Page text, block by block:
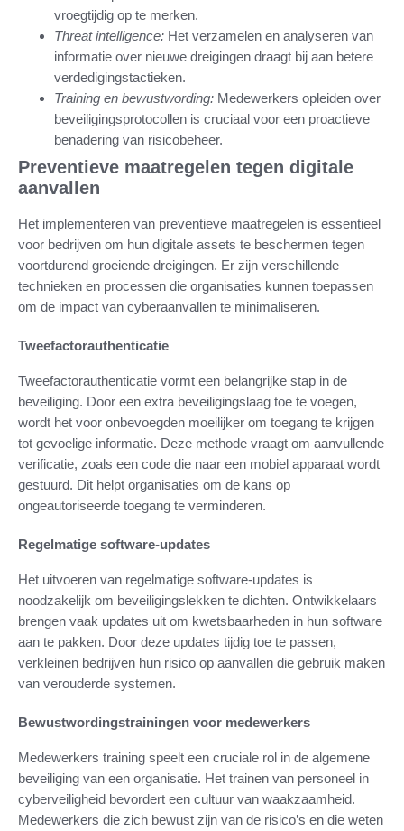
vroegtijdig op te merken.
Threat intelligence: Het verzamelen en analyseren van
informatie over nieuwe dreigingen draagt bij aan betere
verdedigingstactieken.
Training en bewustwording: Medewerkers opleiden over
beveiligingsprotocollen is cruciaal voor een proactieve
benadering van risicobeheer.
Preventieve maatregelen tegen digitale
aanvallen
Het implementeren van preventieve maatregelen is essentieel
voor bedrijven om hun digitale assets te beschermen tegen
voortdurend groeiende dreigingen. Er zijn verschillende
technieken en processen die organisaties kunnen toepassen
om de impact van cyberaanvallen te minimaliseren.
Tweefactorauthenticatie
Tweefactorauthenticatie vormt een belangrijke stap in de
beveiliging. Door een extra beveiligingslaag toe te voegen,
wordt het voor onbevoegden moeilijker om toegang te krijgen
tot gevoelige informatie. Deze methode vraagt om aanvullende
verificatie, zoals een code die naar een mobiel apparaat wordt
gestuurd. Dit helpt organisaties om de kans op
ongeautoriseerde toegang te verminderen.
Regelmatige software-updates
Het uitvoeren van regelmatige software-updates is
noodzakelijk om beveiligingslekken te dichten. Ontwikkelaars
brengen vaak updates uit om kwetsbaarheden in hun software
aan te pakken. Door deze updates tijdig toe te passen,
verkleinen bedrijven hun risico op aanvallen die gebruik maken
van verouderde systemen.
Bewustwordingstrainingen voor medewerkers
Medewerkers training speelt een cruciale rol in de algemene
beveiliging van een organisatie. Het trainen van personeel in
cyberveiligheid bevordert een cultuur van waakzaamheid.
Medewerkers die zich bewust zijn van de risico’s en die weten